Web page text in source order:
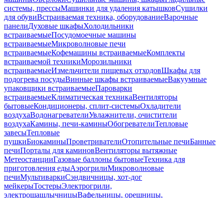
системы, прессыМашинки для удаления катышковСушилки
для обувиВстраиваемая техника, оборудованиеВарочные
панелиДуховые шкафыХолодильники
встраиваемыеПосудомоечные машины
встраиваемыеМикроволновые печи
встраиваемыеКофемашины встраиваемыеКомплекты
встраиваемой техникиМорозильники
встраиваемыеИзмельчители пищевых отходовШкафы для
подогрева посудыВинные шкафы встраиваемыеВакуумные
упаковщики встраиваемыеПароварки
встраиваемыеКлиматическая техникаВентиляторы
бытовыеКондиционеры, сплит-системыОхладители
воздухаВодонагревателиУвлажнители, очистители
воздухаКамины, печи-каминыОбогревателиТепловые
завесыТепловые
пушкиБиокаминыПроветривателиОтопительные печиБанные
печиПорталы для каминовВентиляторы вытяжные
МетеостанцииГазовые баллоны бытовыеТехника для
приготовления едыАэрогрилиМикроволновые
печиМультиваркиСэндвичницы, хот-дог
мейкерыТостерыЭлектрогрили,
электрошашлычницыВафельницы, орешницы,